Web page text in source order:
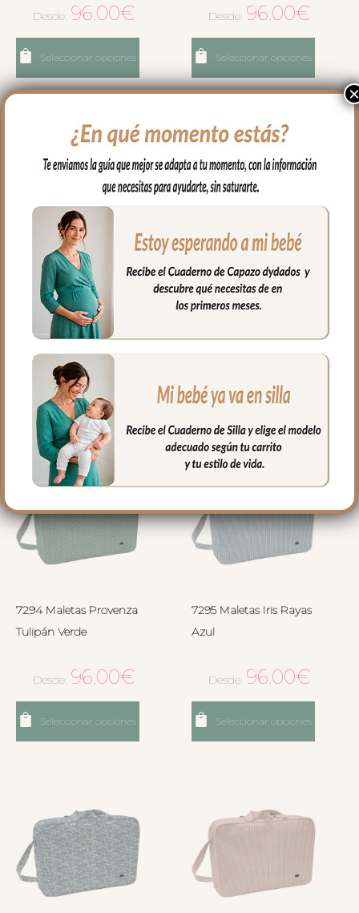
Desde: 96.00€
Seleccionar opciones
Desde: 96.00€
Seleccionar opciones
7292 Maletas Provenza
Tulipán Marrón
96.00€
Seleccionar opciones
7293 Maletas Provenza
Rayas Verde
96.00€
Seleccionar opciones
7294 Maletas Provenza
Tulipán Verde
Desde: 96.00€
Seleccionar opciones
7295 Maletas Iris Rayas
Azul
Desde: 96.00€
Seleccionar opciones
×